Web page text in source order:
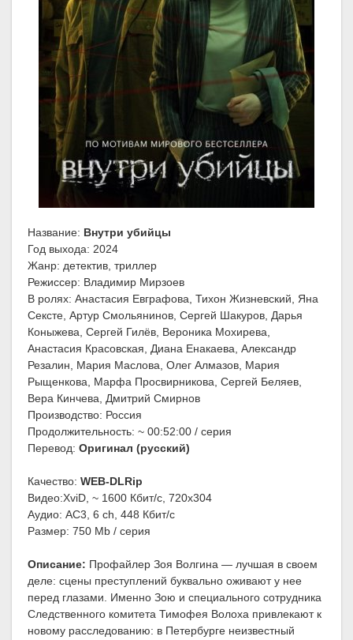
Название: Внутри убийцы
Год выхода: 2024
Жанр: детектив, триллер
Режиссер: Владимир Мирзоев
В ролях: Анастасия Евграфова, Тихон Жизневский, Яна
Сексте, Артур Смольянинов, Сергей Шакуров, Дарья
Коныжева, Сергей Гилёв, Вероника Мохирева,
Анастасия Красовская, Диана Енакаева, Александр
Резалин, Мария Маслова, Олег Алмазов, Мария
Рыщенкова, Марфа Просвирникова, Сергей Беляев,
Вера Кинчева, Дмитрий Смирнов
Производство: Россия
Продолжительность: ~ 00:52:00 / серия
Перевод: Оригинал (русский)
Качество: WEB-DLRip
Видео:XviD, ~ 1600 Кбит/с, 720x304
Аудио: AC3, 6 ch, 448 Кбит/с
Размер: 750 Mb / серия
Описание: Профайлер Зоя Волгина — лучшая в своем
деле: сцены преступлений буквально оживают у нее
перед глазами. Именно Зою и специального сотрудника
Следственного комитета Тимофея Волоха привлекают к
новому расследованию: в Петербурге неизвестный